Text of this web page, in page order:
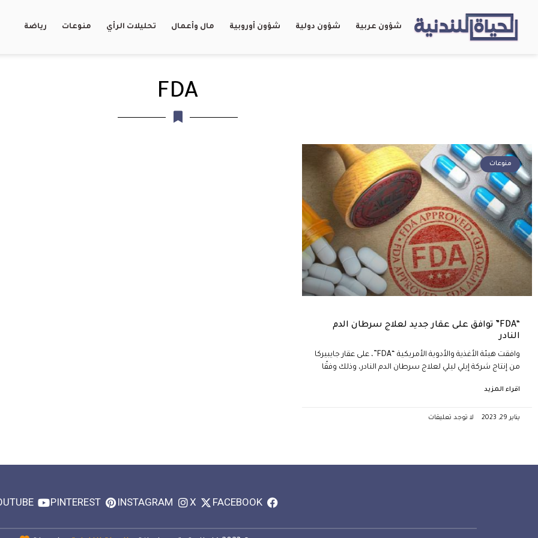
شؤون عربية شؤون دولية شؤون أوروبية مال وأعمال تحليلات الرأي منوعات رياضة
FDA
منوعات
“FDA” توافق على عقار جديد لعلاج سرطان الدم
النادر
وافقت هيئة الأغذية والأدوية الأمريكية “FDA”، على عقار جايبيركا
من إنتاج شركة إيلي ليلي لعلاج سرطان الدم النادر، وذلك وفقًا
اقراء المزيد
يناير 29, 2023 لا توجد تعليقات
FACEBOOK
X
INSTAGRAM
PINTEREST